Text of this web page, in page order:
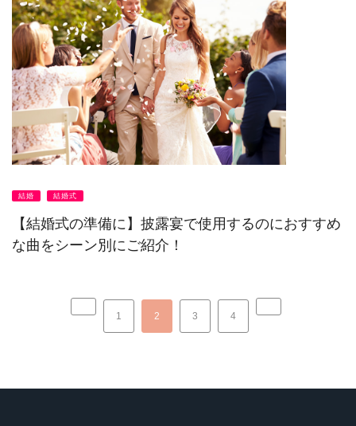
結婚 結婚式
【結婚式の準備に】披露宴で使用するのにおすすめ
な曲をシーン別にご紹介！
1 2 3 4